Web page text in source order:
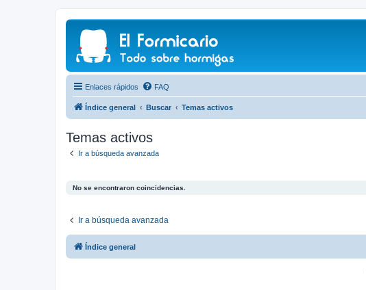
Enlaces rápidos FAQ
Índice general Buscar Temas activos
Temas activos
Ir a búsqueda avanzada
No se encontraron coincidencias.
Ir a búsqueda avanzada
Índice general